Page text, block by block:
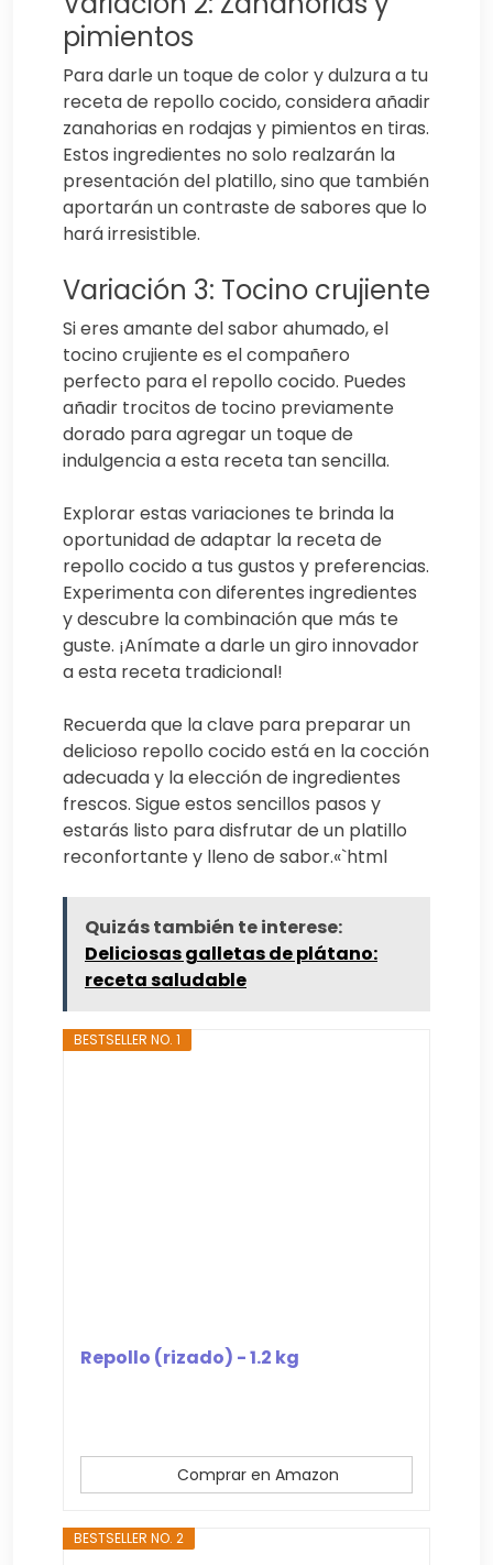
pimientos
Para darle un toque de color y dulzura a tu
receta de repollo cocido, considera añadir
zanahorias en rodajas y pimientos en tiras.
Estos ingredientes no solo realzarán la
presentación del platillo, sino que también
aportarán un contraste de sabores que lo
hará irresistible.
Variación 3: Tocino crujiente
Si eres amante del sabor ahumado, el
tocino crujiente es el compañero
perfecto para el repollo cocido. Puedes
añadir trocitos de tocino previamente
dorado para agregar un toque de
indulgencia a esta receta tan sencilla.
Explorar estas variaciones te brinda la
oportunidad de adaptar la receta de
repollo cocido a tus gustos y preferencias.
Experimenta con diferentes ingredientes
y descubre la combinación que más te
guste. ¡Anímate a darle un giro innovador
a esta receta tradicional!
Recuerda que la clave para preparar un
delicioso repollo cocido está en la cocción
adecuada y la elección de ingredientes
frescos. Sigue estos sencillos pasos y
estarás listo para disfrutar de un platillo
reconfortante y lleno de sabor.«`html
Quizás también te interese:
Deliciosas galletas de plátano:
receta saludable
BESTSELLER NO. 1
Repollo (rizado) - 1.2 kg
Comprar en Amazon
BESTSELLER NO. 2